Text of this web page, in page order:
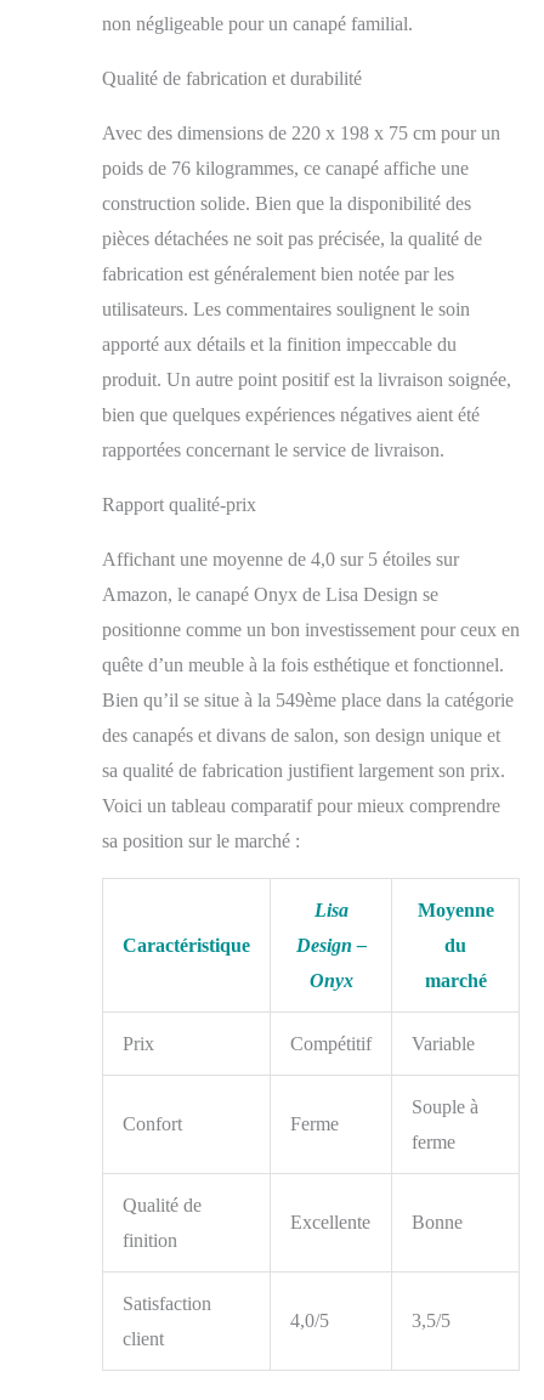
non négligeable pour un canapé familial.
Qualité de fabrication et durabilité
Avec des dimensions de 220 x 198 x 75 cm pour un
poids de 76 kilogrammes, ce canapé affiche une
construction solide. Bien que la disponibilité des
pièces détachées ne soit pas précisée, la qualité de
fabrication est généralement bien notée par les
utilisateurs. Les commentaires soulignent le soin
apporté aux détails et la finition impeccable du
produit. Un autre point positif est la livraison soignée,
bien que quelques expériences négatives aient été
rapportées concernant le service de livraison.
Rapport qualité-prix
Affichant une moyenne de 4,0 sur 5 étoiles sur
Amazon, le canapé Onyx de Lisa Design se
positionne comme un bon investissement pour ceux en
quête d’un meuble à la fois esthétique et fonctionnel.
Bien qu’il se situe à la 549ème place dans la catégorie
des canapés et divans de salon, son design unique et
sa qualité de fabrication justifient largement son prix.
Voici un tableau comparatif pour mieux comprendre
sa position sur le marché :
Caractéristique
Lisa
Design –
Onyx
Moyenne
du
marché
Prix Compétitif Variable
Confort Ferme
Souple à
ferme
Qualité de
finition
Excellente Bonne
Satisfaction
client
4,0/5 3,5/5